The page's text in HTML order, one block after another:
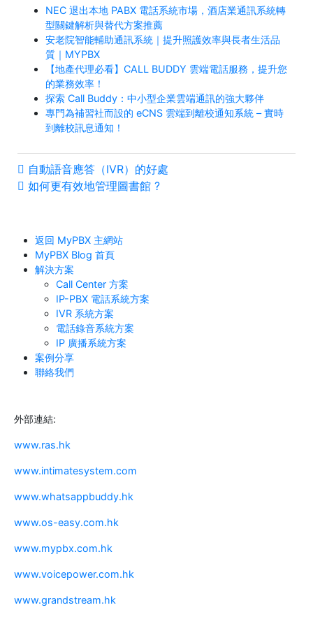
NEC 退出本地 PABX 電話系統市場，酒店業通訊系統轉
型關鍵解析與替代方案推薦
安老院智能輔助通訊系統｜提升照護效率與長者生活品
質｜MYPBX
【地產代理必看】CALL BUDDY 雲端電話服務，提升您
的業務效率！
探索 Call Buddy：中小型企業雲端通訊的強大夥伴
專門為補習社而設的 eCNS 雲端到離校通知系統 – 實時
到離校訊息通知！
自動語音應答（IVR）的好處
如何更有效地管理圖書館 ?
返回 MyPBX 主網站
MyPBX Blog 首頁
解決方案
Call Center 方案
IP-PBX 電話系統方案
IVR 系統方案
電話錄音系統方案
IP 廣播系統方案
案例分享
聯絡我們
外部連結:
www.ras.hk
www.intimatesystem.com
www.whatsappbuddy.hk
www.os-easy.com.hk
www.mypbx.com.hk
www.voicepower.com.hk
www.grandstream.hk